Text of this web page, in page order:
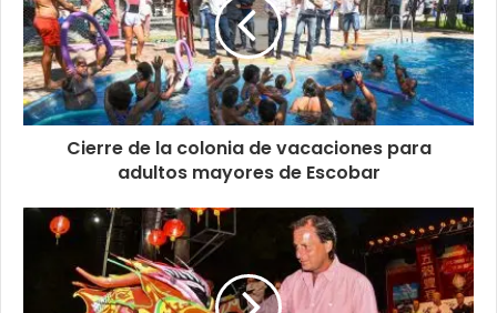
Cierre de la colonia de vacaciones para
adultos mayores de Escobar